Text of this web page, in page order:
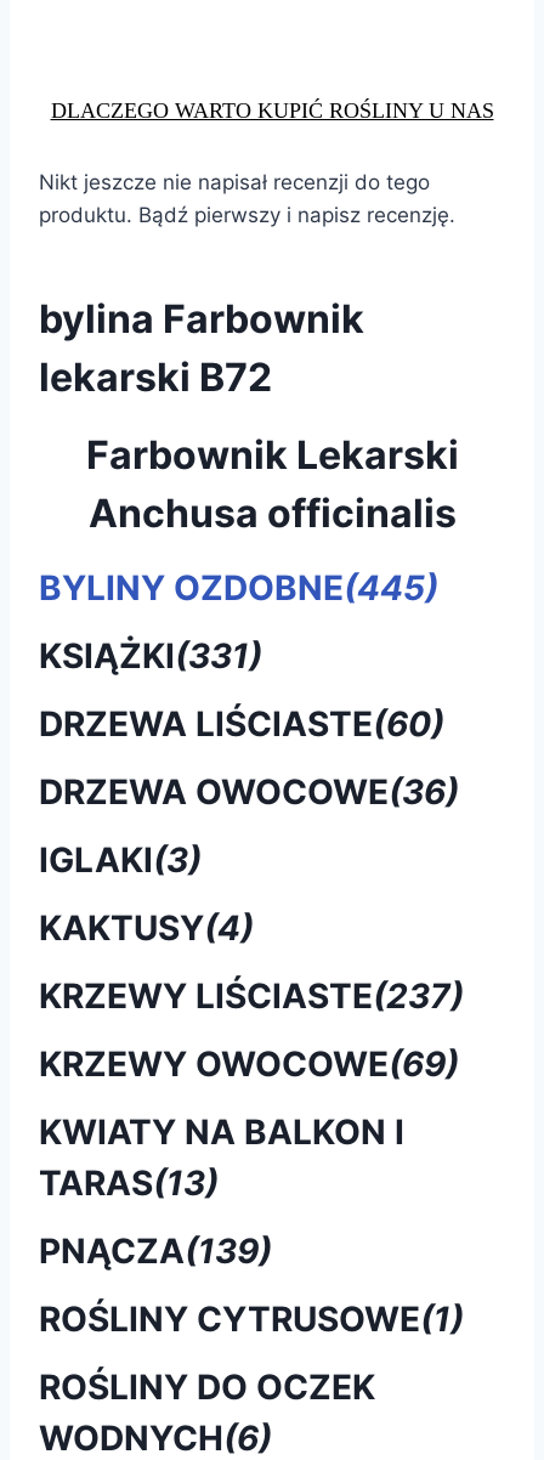
DLACZEGO WARTO KUPIĆ ROŚLINY U NAS
Nikt jeszcze nie napisał recenzji do tego
produktu. Bądź pierwszy i napisz recenzję.
bylina Farbownik
lekarski B72
Farbownik Lekarski
Anchusa officinalis
BYLINY OZDOBNE(445)
KSIĄŻKI(331)
DRZEWA LIŚCIASTE(60)
DRZEWA OWOCOWE(36)
IGLAKI(3)
KAKTUSY(4)
KRZEWY LIŚCIASTE(237)
KRZEWY OWOCOWE(69)
KWIATY NA BALKON I
TARAS(13)
PNĄCZA(139)
ROŚLINY CYTRUSOWE(1)
ROŚLINY DO OCZEK
WODNYCH(6)